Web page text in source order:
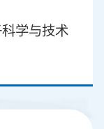
学与技术